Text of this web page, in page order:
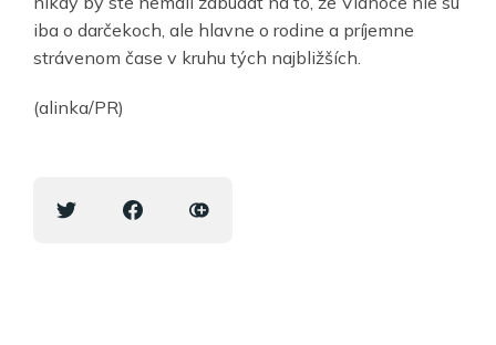
iba o darčekoch, ale hlavne o rodine a príjemne
strávenom čase v kruhu tých najbližších.
(alinka/PR)